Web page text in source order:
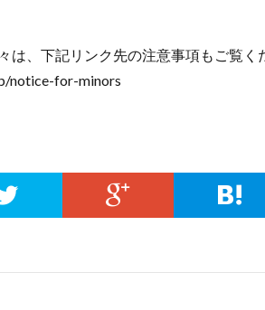
、下記リンク先の注意事項もご覧く
notice-for-minors